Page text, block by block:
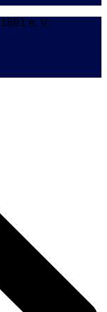
e. V.